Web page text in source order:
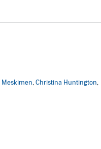
Meskimen,Christina Huntington,